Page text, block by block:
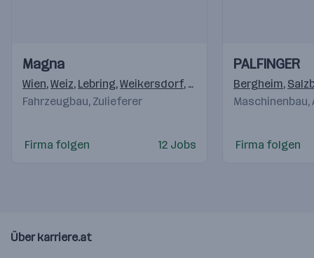
Videos
Einblicke
Einblicke
Magna
Wien,Weiz, Lebring,Weikersdorf, Krottendorf (Weiz),
Fahrzeugbau, Zulieferer
Firma folgen 12 Jobs
Videos
Einblicke
Einblicke
PALFINGER
Bergheim,
Maschinenbau,
Firma folgen
Über karriere.at